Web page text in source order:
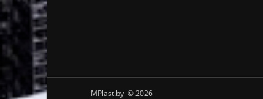
MPlast.by © 2026